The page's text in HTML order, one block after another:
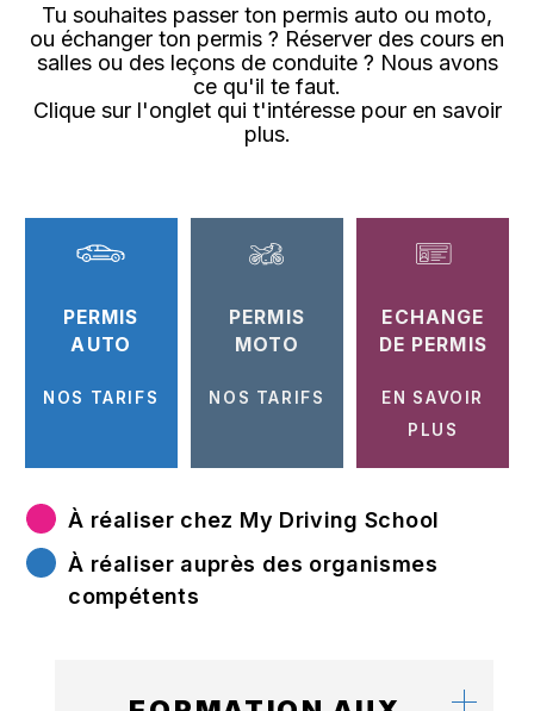
Tu souhaites passer ton permis auto ou moto,
ou échanger ton permis ? Réserver des cours en
salles ou des leçons de conduite ? Nous avons
ce qu'il te faut.
Clique sur l'onglet qui t'intéresse pour en savoir
plus.
PERMIS
AUTO
NOS TARIFS
PERMIS
MOTO
NOS TARIFS
ECHANGE
DE PERMIS
EN SAVOIR
PLUS
À réaliser chez My Driving School
À réaliser auprès des organismes
compétents